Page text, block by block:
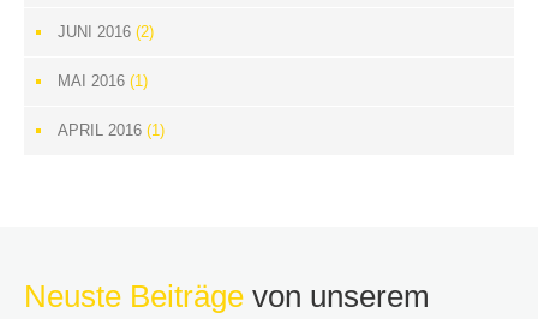
JUNI 2016 (2)
MAI 2016 (1)
APRIL 2016 (1)
Neuste Beiträge von unserem